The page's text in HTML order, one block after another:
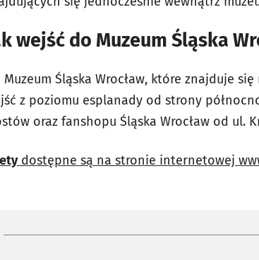
wejść do Muzeum Śląska
Muzeum Śląska Wrocław, które znajduje
z poziomu esplanady od strony
oraz fanshopu Śląska Wrocław od ul.
dostępne są na stronie internetowej